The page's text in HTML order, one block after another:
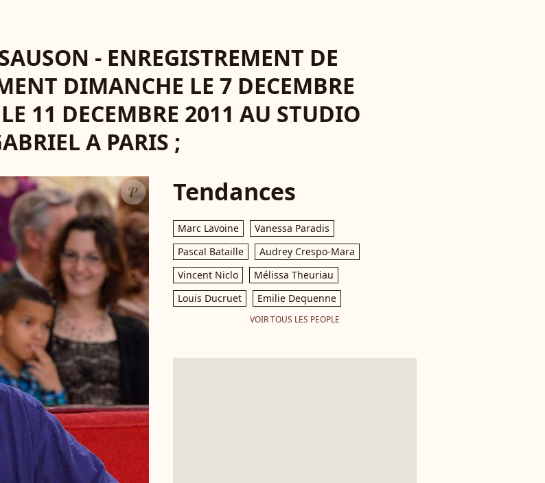
- ENREGISTREMENT DE
DIMANCHE LE 7 DECEMBRE
11 DECEMBRE 2011 AU STUDIO
A PARIS ;
Tendances
Marc Lavoine
Vanessa Paradis
Pascal Bataille
Audrey Crespo-Mara
Vincent Niclo
Mélissa Theuriau
Louis Ducruet
Emilie Dequenne
VOIR TOUS LES PEOPLE